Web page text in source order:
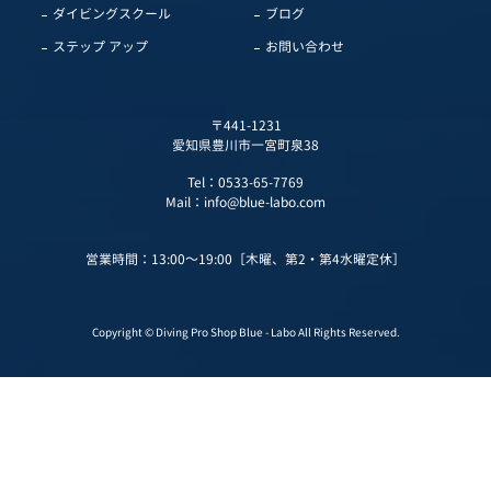
ダイビングスクール
ステップ アップ
ブログ
お問い合わせ
〒441-1231
愛知県豊川市一宮町泉38
Tel： 0533-65-7769
Mail： info@blue-labo.com
営業時間：13:00～19:00［木曜、第2・第4水曜定休］
Copyright © Diving Pro Shop Blue - Labo All Rights Reserved.